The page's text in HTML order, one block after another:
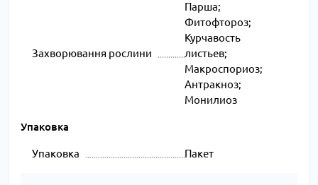
Захворювання рослини
Парша;
Фитофтороз;
Курчавость
листьев;
Макроспориоз;
Антракноз;
Монилиоз
Упаковка
Упаковка Пакет